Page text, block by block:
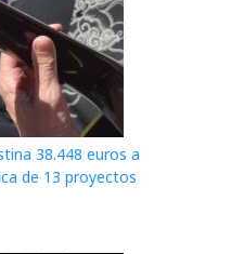
38.448 euros a
de 13 proyectos